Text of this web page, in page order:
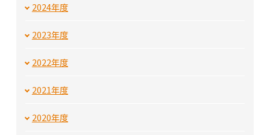
2024年度
2023年度
2022年度
2021年度
2020年度